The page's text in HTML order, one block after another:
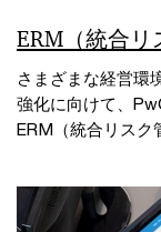
ERM（統合
さまざまな経営環
強化に向けて、
ERM（統合リスク